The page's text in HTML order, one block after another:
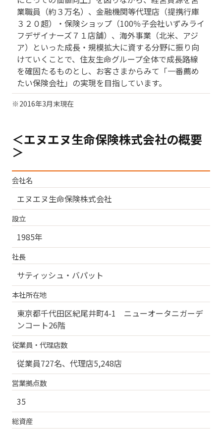
業職員（約３万名）、金融機関等代理店（提携行庫
３２０超）・保険ショップ（100％子会社いずみライ
フデザイナーズ７１店舗）、海外事業（北米、アジ
ア）といった成長・規模拡大に資する分野に振り向
けていくことで、住友生命グループ全体で成長路線
を確固たるものとし、お客さまからみて「一番薦め
たい保険会社」の実現を目指しています。
2016年3月末現在
＜エヌエヌ生命保険株式会社の概要
＞
会社名
エヌエヌ生命保険株式会社
設立
1985年
社長
サティッシュ・バパット
本社所在地
東京都千代田区紀尾井町4-1 ニューオータニガーデ
ンコート26階
従業員・代理店数
従業員727名、代理店5,248店
営業拠点数
35
総資産